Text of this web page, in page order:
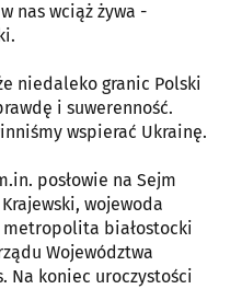
nas wciąż żywa -
niedaleko granic Polski
i suwerenność.
wspierać Ukrainę.
posłowie na Sejm
wojewoda
metropolita białostocki
Województwa
Na koniec uroczystości